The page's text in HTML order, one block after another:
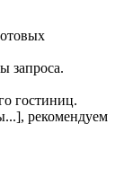
запроса.
гостиниц.
, рекомендуем